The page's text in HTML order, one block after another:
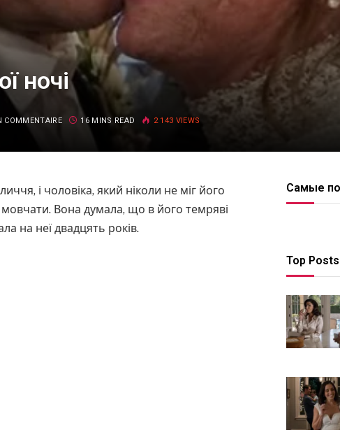
ночі
COMMENTAIRE 16 MINS READ 2 143 VIEWS
і чоловіка, який ніколи не міг його
Вона думала, що в його темряві
на неї двадцять років.
Самые
Top Posts